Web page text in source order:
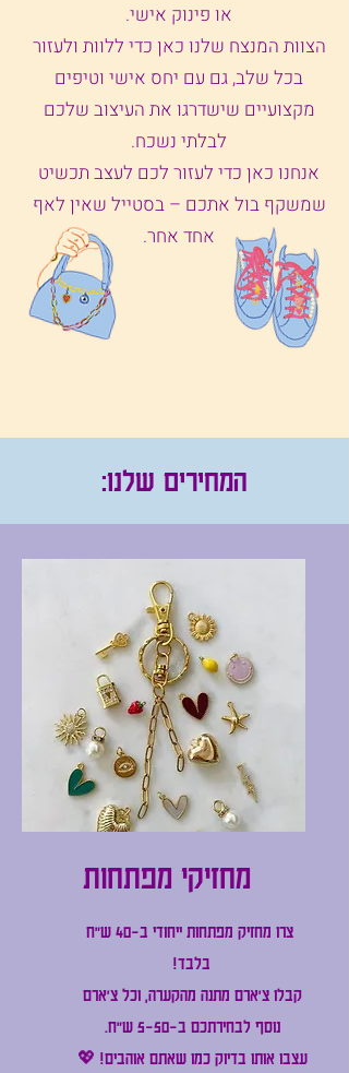
או פינוק אישי.
הצוות המנצח שלנו כאן כדי ללוות ולעזור
בכל שלב, גם עם יחס אישי וטיפים
מקצועיים שישדרגו את העיצוב שלכם
לבלתי נשכח.
אנחנו כאן כדי לעזור לכם לעצב תכשיט
שמשקף בול אתכם – בסטייל שאין לאף
אחד אחר.
:המחירים שלנו
מחזיקי מפתחות
צרו מחזיק מפתחות ייחודי ב-40 ש"ח
בלבד!
קבלו צ'ארם מתנה מהקערה, וכל צ'ארם
נוסף לבחירתכם ב-5-50 ש"ח.
עצבו אותו בדיוק כמו שאתם אוהבים! 💖​